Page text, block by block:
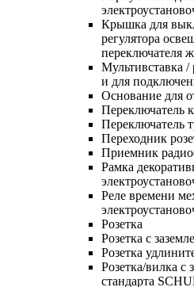
Крышка для
регулятора
переключателя
Мультивставка /
и для
Основание для
Переключатель
Переключатель
Переходник
Приемник
Рамка
Реле времени
Розетка
Розетка с
Розетка
Розетка/вилка с
стандарта